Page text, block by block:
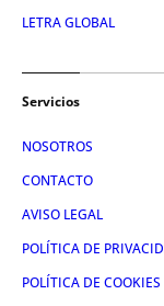
LETRA GLOBAL
Servicios
NOSOTROS
CONTACTO
AVISO LEGAL
POLÍTICA DE
POLÍTICA DE COOKIES